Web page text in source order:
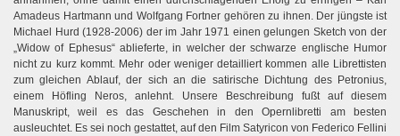
Amadeus Hartmann und Wolfgang Fortner gehören zu ihnen. Der jüngste ist
Michael Hurd (1928-2006) der im Jahr 1971 einen gelungen Sketch von der
„Widow of Ephesus“ ablieferte, in welcher der schwarze englische Humor
nicht zu kurz kommt. Mehr oder weniger detailliert kommen alle Librettisten
zum gleichen Ablauf, der sich an die satirische Dichtung des Petronius,
einem Höfling Neros, anlehnt. Unsere Beschreibung fußt auf diesem
Manuskript, weil es das Geschehen in den Opernlibretti am besten
ausleuchtet. Es sei noch gestattet, auf den Film Satyricon von Federico Fellini